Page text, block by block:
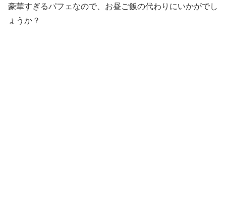
豪華すぎるパフェなので、お昼ご飯の代わりにいかがでし
ょうか？